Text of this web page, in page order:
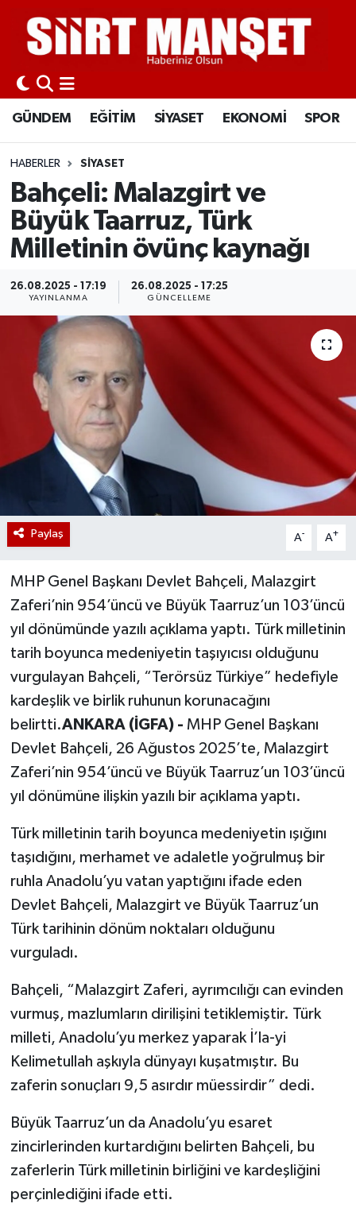
GÜNDEM EĞİTİM SİYASET EKONOMİ SPOR
HABERLER SİYASET
Bahçeli: Malazgirt ve
Büyük Taarruz, Türk
Milletinin övünç kaynağı
26.08.2025 - 17:19
YAYINLANMA
26.08.2025 - 17:25
GÜNCELLEME
Paylaş A- A+
MHP Genel Başkanı Devlet Bahçeli, Malazgirt
Zaferi’nin 954’üncü ve Büyük Taarruz’un 103’üncü
yıl dönümünde yazılı açıklama yaptı. Türk milletinin
tarih boyunca medeniyetin taşıyıcısı olduğunu
vurgulayan Bahçeli, “Terörsüz Türkiye” hedefiyle
kardeşlik ve birlik ruhunun korunacağını
belirtti.ANKARA (İGFA) - MHP Genel Başkanı
Devlet Bahçeli, 26 Ağustos 2025’te, Malazgirt
Zaferi’nin 954’üncü ve Büyük Taarruz’un 103’üncü
yıl dönümüne ilişkin yazılı bir açıklama yaptı.
Türk milletinin tarih boyunca medeniyetin ışığını
taşıdığını, merhamet ve adaletle yoğrulmuş bir
ruhla Anadolu’yu vatan yaptığını ifade eden
Devlet Bahçeli, Malazgirt ve Büyük Taarruz’un
Türk tarihinin dönüm noktaları olduğunu
vurguladı.
Bahçeli, “Malazgirt Zaferi, ayrımcılığı can evinden
vurmuş, mazlumların dirilişini tetiklemiştir. Türk
milleti, Anadolu’yu merkez yaparak İ’la-yi
Kelimetullah aşkıyla dünyayı kuşatmıştır. Bu
zaferin sonuçları 9,5 asırdır müessirdir” dedi.
Büyük Taarruz’un da Anadolu’yu esaret
zincirlerinden kurtardığını belirten Bahçeli, bu
zaferlerin Türk milletinin birliğini ve kardeşliğini
perçinlediğini ifade etti.
GÜNDEM
EĞİTİM
SİYASET
EKONOMİ
SPOR
KÜLTÜR-SANAT
SAĞLIK-YAŞAM
Siirt Nöbetçi Eczaneler
Siirt Hava Durumu
Siirt Namaz Vakitleri
Siirt Trafik Yoğunluk Haritası
Süper Lig Puan Durumu ve Fikstür
Son Dakika Haberleri
Haber Arşivi